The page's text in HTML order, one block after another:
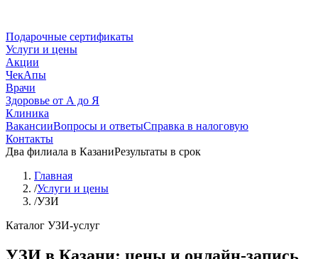
Подарочные сертификаты
Услуги и цены
Акции
ЧекАпы
Врачи
Здоровье от А до Я
Клиника
ВакансииВопросы и ответыСправка в налоговую
Контакты
Два филиала в КазаниРезультаты в срок
Главная
/Услуги и цены
/УЗИ
Каталог УЗИ-услуг